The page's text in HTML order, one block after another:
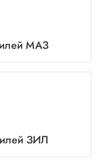
МАЗ
ЗИЛ